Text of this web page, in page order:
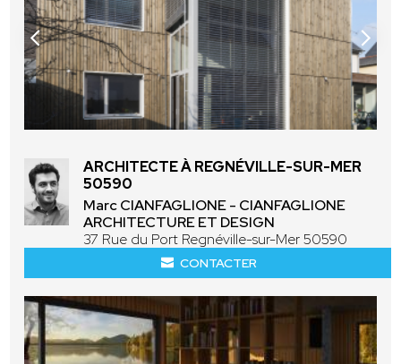
ARCHITECTE À REGNÉVILLE-SUR-MER
50590
Marc CIANFAGLIONE - CIANFAGLIONE
ARCHITECTURE ET DESIGN
37 Rue du Port Regnéville-sur-Mer 50590
CONTACTER